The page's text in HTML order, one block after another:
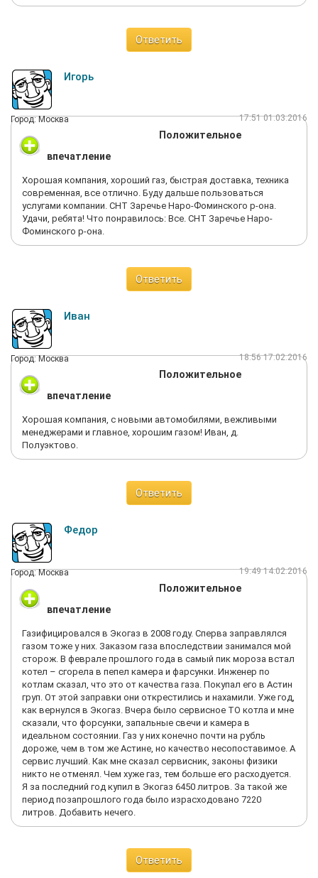
Ответить
Игорь
Город: Москва 17:51 01.03.2016
Положительное
впечатление
Хорошая компания, хороший газ, быстрая доставка, техника
современная, все отлично. Буду дальше пользоваться
услугами компании. СНТ Заречье Наро-Фоминского р-она.
Удачи, ребята! Что понравилось: Все. СНТ Заречье Наро-
Фоминского р-она.
Ответить
Иван
Город: Москва 18:56 17.02.2016
Положительное
впечатление
Хорошая компания, с новыми автомобилями, вежливыми
менеджерами и главное, хорошим газом! Иван, д.
Полуэктово.
Ответить
Федор
Город: Москва 19:49 14.02.2016
Положительное
впечатление
Газифицировался в Экогаз в 2008 году. Сперва заправлялся
газом тоже у них. Заказом газа впоследствии занимался мой
сторож. В феврале прошлого года в самый пик мороза встал
котел – сгорела в пепел камера и фарсунки. Инженер по
котлам сказал, что это от качества газа. Покупал его в Астин
груп. От этой заправки они открестились и нахамили. Уже год,
как вернулся в Экогаз. Вчера было сервисное ТО котла и мне
сказали, что форсунки, запальные свечи и камера в
идеальном состоянии. Газ у них конечно почти на рубль
дороже, чем в том же Астине, но качество несопоставимое. А
сервис лучший. Как мне сказал сервисник, законы физики
никто не отменял. Чем хуже газ, тем больше его расходуется.
Я за последний год купил в Экогаз 6450 литров. За такой же
период позапрошлого года было израсходовано 7220
литров. Добавить нечего.
Ответить